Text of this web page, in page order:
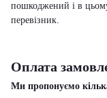
пошкоджений і в
перевізник.
Оплата
Ми пропонуємо